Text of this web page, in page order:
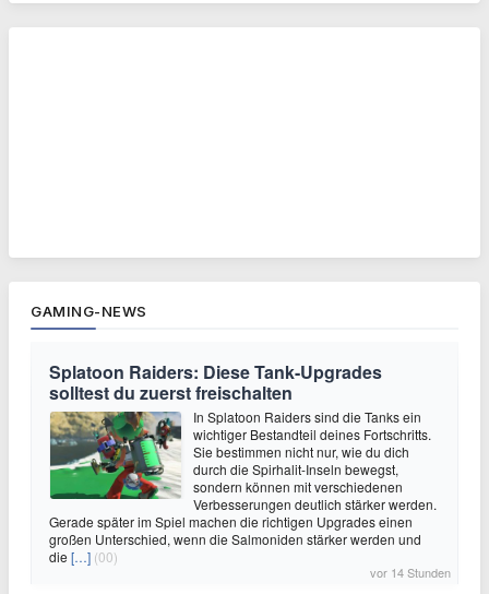
GAMING-NEWS
Splatoon Raiders: Diese Tank-Upgrades
solltest du zuerst freischalten
In Splatoon Raiders sind die Tanks ein
wichtiger Bestandteil deines Fortschritts.
Sie bestimmen nicht nur, wie du dich
durch die Spirhalit-Inseln bewegst,
sondern können mit verschiedenen
Verbesserungen deutlich stärker werden.
Gerade später im Spiel machen die richtigen Upgrades einen
großen Unterschied, wenn die Salmoniden stärker werden und
die […] (00)
vor 14 Stunden